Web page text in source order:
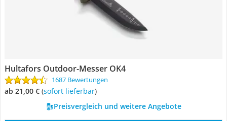
Hultafors Outdoor-Messer OK4
1687 Bewertungen
ab 21,00 € ( Sofort lieferbar)
Preisvergleich und weitere Angebote